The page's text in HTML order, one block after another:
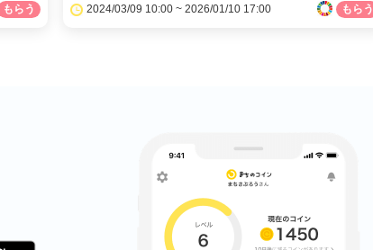
2024/03/09 10:00 ~ 2026/01/10 17:00